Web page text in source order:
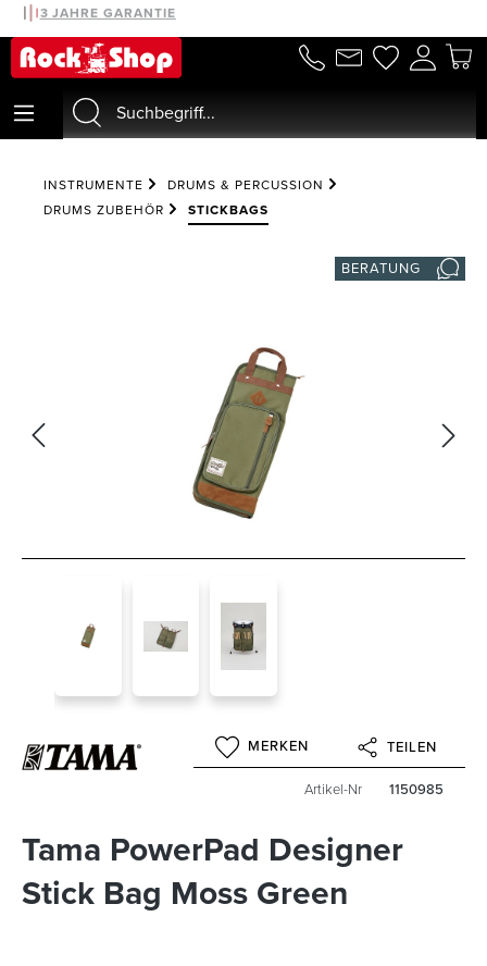
springen
3 JAHRE GARANTIE
30 TAGE MONEYBACK
INSTRUMENTE
DRUMS & PERCUSSION
DRUMS ZUBEHÖR
STICKBAGS
BERATUNG
MERKEN TEILEN
Artikel-Nr 1150985
Tama PowerPad Designer
Stick Bag Moss Green